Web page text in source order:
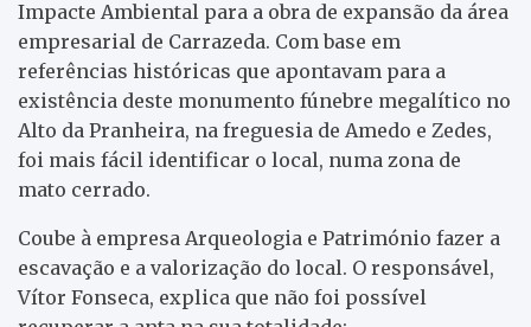
Impacte Ambiental para a obra de expansão da área
empresarial de Carrazeda. Com base em
referências históricas que apontavam para a
existência deste monumento fúnebre megalítico no
Alto da Pranheira, na freguesia de Amedo e Zedes,
foi mais fácil identificar o local, numa zona de
mato cerrado.
Coube à empresa Arqueologia e Património fazer a
escavação e a valorização do local. O responsável,
Vítor Fonseca, explica que não foi possível